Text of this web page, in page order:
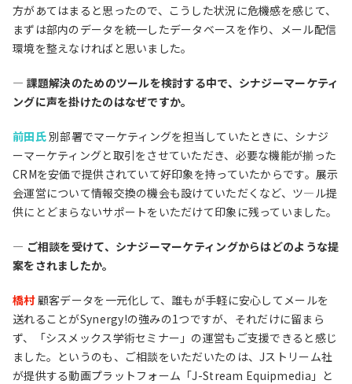
方があてはまると思ったので、こうした状況に危機感を感じて、
まずは部内のデータを統一したデータベースを作り、メール配信
環境を整えなければと思いました。
― 課題解決のためのツールを検討する中で、シナジーマーケティ
ングに声を掛けたのはなぜですか。
前田氏別部署でマーケティングを担当していたときに、シナジ
ーマーケティングと取引をさせていただき、必要な機能が揃った
CRMを安価で提供されていて好印象を持っていたからです。展示
会運営について情報交換の機会も設けていただくなど、ツ―ル提
供にとどまらないサポートをいただけて印象に残っていました。
― ご相談を受けて、シナジーマーケティングからはどのような提
案をされましたか。
橋村顧客データを一元化して、誰もが手軽に安心してメールを
送れることがSynergy!の強みの1つですが、それだけに留まら
ず、「シスメックス学術セミナー」の運営もご支援できると感じ
ました。というのも、ご相談をいただいたのは、Jストリーム社
が提供する動画プラットフォーム「J-Stream Equipmedia」と